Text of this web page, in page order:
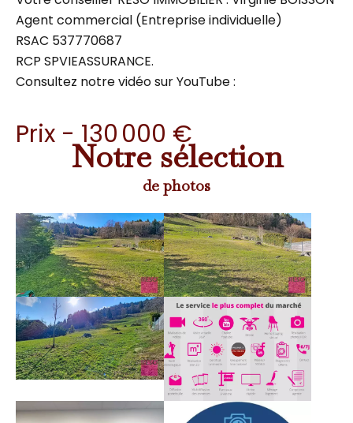
Agent commercial (Entreprise individuelle)
RSAC 537770687
RCP SPVIEASSURANCE.
Consultez notre vidéo sur YouTube :
Prix - 130 000 €
Notre sélection
de photos